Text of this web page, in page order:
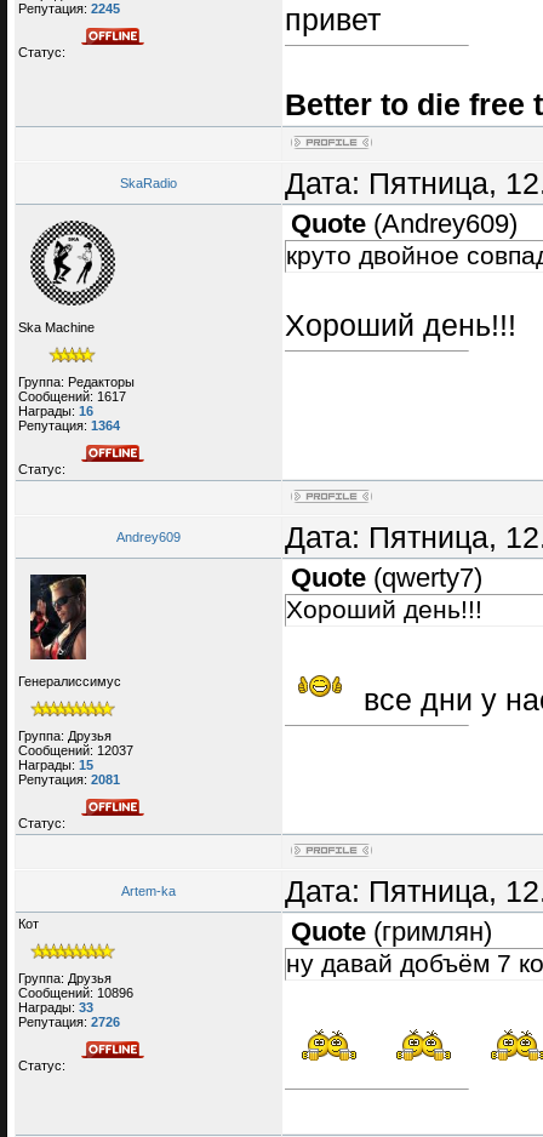
Репутация: 2245
Статус:
привет
Better to die free
SkaRadio Дата: Пятница,
Ska Machine
Группа: Редакторы
Сообщений: 1617
Награды: 16
Репутация: 1364
Статус:
Quote (Andrey609)
круто двойное
Хороший день!!!
Andrey609 Дата: Пятница,
Генералиссимус
Группа: Друзья
Сообщений: 12037
Награды: 15
Репутация: 2081
Статус:
Quote (qwerty7)
Хороший день!!!
все дни у
Artem-ka Дата: Пятница,
Кот
Группа: Друзья
Сообщений: 10896
Награды: 33
Репутация: 2726
Статус:
Quote (гримлян)
ну давай добъём 7